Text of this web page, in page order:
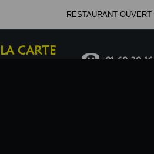
RESTAURANT OUVER
LA CARTE